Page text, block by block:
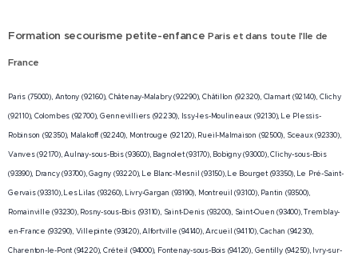
Formation secourisme petite-enfance Paris et dans toute l'Ile de
France
Paris (75000), Antony (92160), Châtenay-Malabry (92290), Châtillon (92320), Clamart (92140), Clichy
(92110), Colombes (92700), Gennevilliers (92230), Issy-les-Moulineaux (92130), Le Plessis-
Robinson (92350), Malakoff (92240), Montrouge (92120), Rueil-Malmaison (92500), Sceaux (92330),
Vanves (92170), Aulnay-sous-Bois (93600), Bagnolet (93170), Bobigny (93000), Clichy-sous-Bois
(93390), Drancy (93700), Gagny (93220), Le Blanc-Mesnil (93150), Le Bourget (93350), Le Pré-Saint-
Gervais (93310), Les Lilas (93260), Livry-Gargan (93190), Montreuil (93100), Pantin (93500),
Romainville (93230), Rosny-sous-Bois (93110), Saint-Denis (93200), Saint-Ouen (93400), Tremblay-
en-France (93290), Villepinte (93420), Alfortville (94140), Arcueil (94110), Cachan (94230),
Charenton-le-Pont (94220), Créteil (94000), Fontenay-sous-Bois (94120), Gentilly (94250), Ivry-sur-